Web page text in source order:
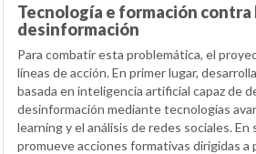
Tecnología e formación contra
desinformación
Para combatir esta problemática, el
líneas de acción. En primer lugar,
basada en inteligencia artificial capaz de
desinformación mediante tecnologías
learning y el análisis de redes sociales. En
promueve acciones formativas dirigidas a